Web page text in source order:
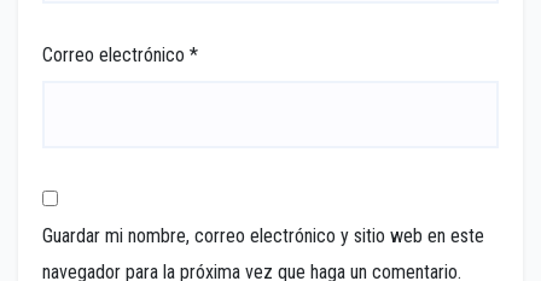
Correo electrónico *
Guardar mi nombre, correo electrónico y sitio web en este
navegador para la próxima vez que haga un comentario.